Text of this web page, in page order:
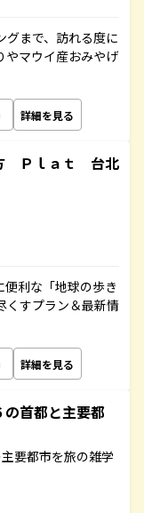
グまで、訪れる度に
やマウイ産おみやげ
詳細を見る
Ｐｌａｔ 台北
便利な「地球の歩き
くすプラン＆最新情
詳細を見る
首都と主要都
要都市を旅の雑学